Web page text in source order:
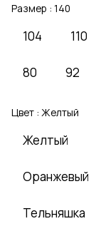
Размер : 140
104 110
80 92
Цвет : Желтый
Желтый
Оранжевый
Тельняшка